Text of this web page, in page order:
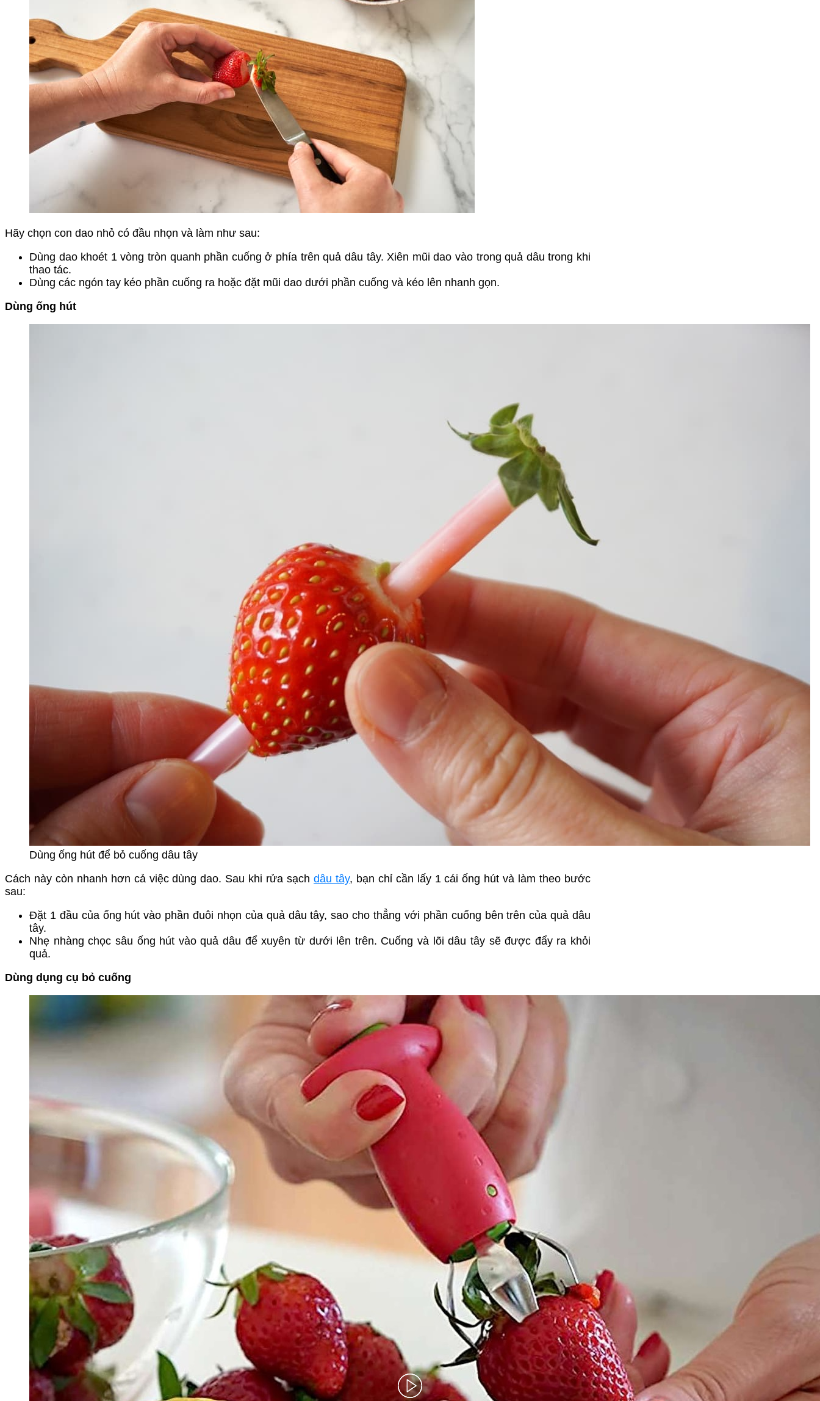
Hãy chọn con dao nhỏ có đầu nhọn và làm như sau:
Dùng dao khoét 1 vòng tròn quanh phần cuống ở phía trên quả dâu tây. Xiên mũi dao vào trong quả dâu trong khi
thao tác.
Dùng các ngón tay kéo phần cuống ra hoặc đặt mũi dao dưới phần cuống và kéo lên nhanh gọn.
Dùng ống hút
Dùng ống hút để bỏ cuống dâu tây
Cách này còn nhanh hơn cả việc dùng dao. Sau khi rửa sạch dâu tây, bạn chỉ cần lấy 1 cái ống hút và làm theo bước
sau:
Đặt 1 đầu của ống hút vào phần đuôi nhọn của quả dâu tây, sao cho thẳng với phần cuống bên trên của quả dâu
tây.
Nhẹ nhàng chọc sâu ống hút vào quả dâu để xuyên từ dưới lên trên. Cuống và lõi dâu tây sẽ được đẩy ra khỏi
quả.
Dùng dụng cụ bỏ cuống